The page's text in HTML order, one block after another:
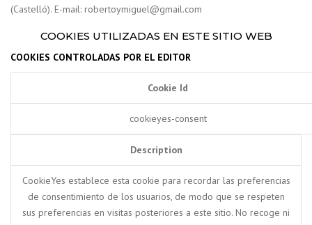
(Castelló). E-mail: robertoymiguel@gmail.com
COOKIES UTILIZADAS EN ESTE SITIO WEB
COOKIES CONTROLADAS POR EL EDITOR
Cookie Id
cookieyes-consent
Description
CookieYes establece esta cookie para recordar las preferencias
de consentimiento de los usuarios, de modo que se respeten
sus preferencias en visitas posteriores a este sitio. No recoge ni